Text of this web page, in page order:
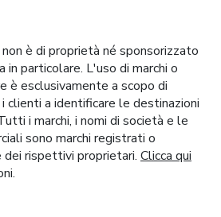
è di proprietà né sponsorizzato
in particolare. L'uso di marchi o
è esclusivamente a scopo di
clienti a identificare le destinazioni
i marchi, i nomi di società e le
sono marchi registrati o
rispettivi proprietari. Clicca qui